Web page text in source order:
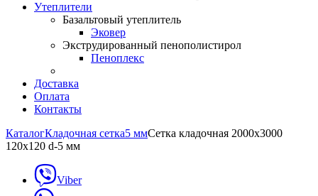
Утеплители
Базальтовый утеплитель
Эковер
Экструдированный пенополистирол
Пеноплекс
Доставка
Оплата
Контакты
КаталогКладочная сетка5 ммСетка кладочная 2000х3000
120х120 d-5 мм
Viber